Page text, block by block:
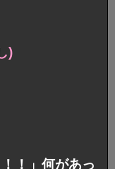
)
！」何があっ